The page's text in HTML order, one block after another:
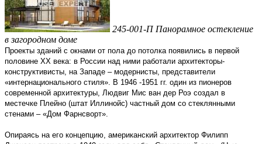
245-001-П Панорамное остекление
в загородном доме
Проекты зданий с окнами от пола до потолка появились в первой
половине XX века: в России над ними работали архитекторы-
конструктивисты, на Западе – модернисты, представители
«интернационального стиля». В 1946 -1951 гг. один из пионеров
современной архитектуры, Людвиг Мис ван дер Роэ создал в
местечке Плейно (штат Иллинойс) частный дом со стеклянными
стенами – «Дом Фарнсворт».
Опираясь на его концепцию, американский архитектор Филипп